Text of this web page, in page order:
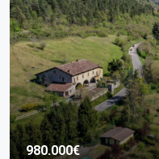
980.000€